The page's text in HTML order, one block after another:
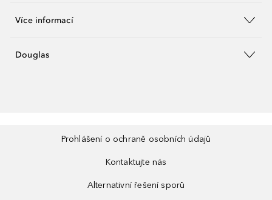
Více informací
Douglas
Prohlášení o ochraně osobních údajů
Kontaktujte nás
Alternativní řešení sporů